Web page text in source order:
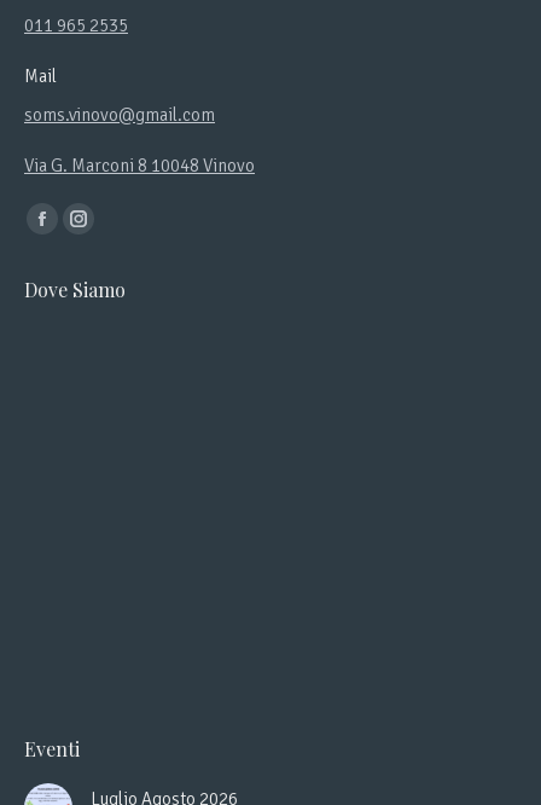
011 965 2535
Mail
soms.vinovo@gmail.com
Via G. Marconi 8 10048 Vinovo
Ci puoi trovare su:
Facebook
opens
Instagram
opens
Dove Siamo
Eventi
Luglio Agosto 2026